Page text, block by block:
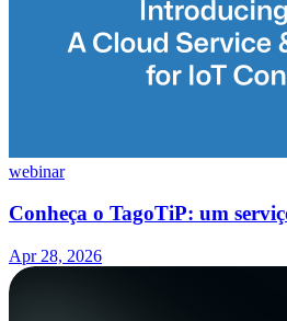
webinar
Conheça o TagoTiP: um
Apr 28, 2026